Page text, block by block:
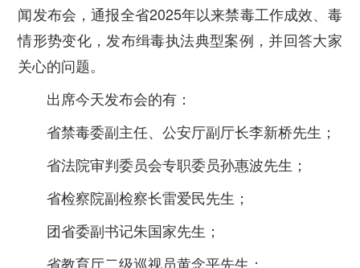
闻发布会，通报全省2025年以来禁毒工作成效、毒
情形势变化，发布缉毒执法典型案例，并回答大家
关心的问题。
出席今天发布会的有：
省禁毒委副主任、公安厅副厅长李新桥先生；
省法院审判委员会专职委员孙惠波先生；
省检察院副检察长雷爱民先生；
团省委副书记朱国家先生；
省教育厅二级巡视员黄念平先生；